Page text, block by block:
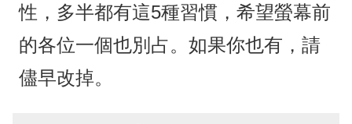
性，多半都有這5種習慣，希望螢幕前
的各位一個也別占。如果你也有，請
儘早改掉。